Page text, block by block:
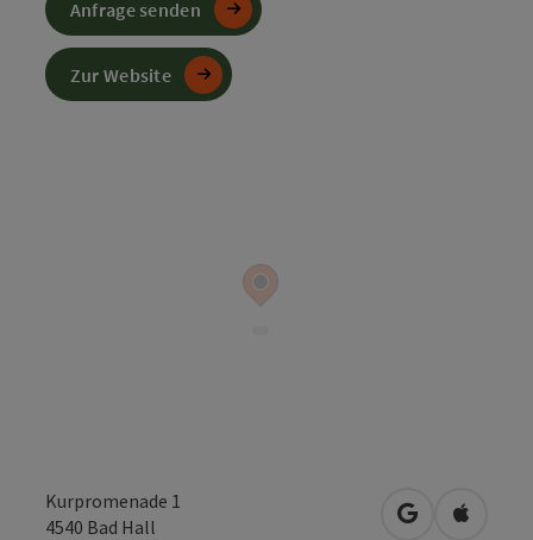
Kurpromenade 1
4540 Bad Hall in Google
in
Anfrage senden
Zur Website